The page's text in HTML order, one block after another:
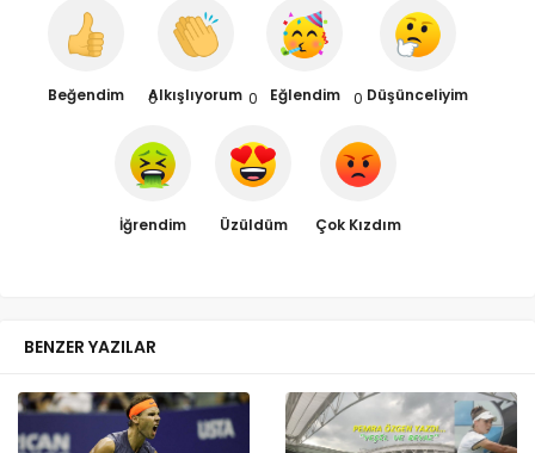
Beğendim Alkışlıyorum Eğlendim Düşünceliyim
0
İğrendim
0
Üzüldüm
0
Çok Kızdım
BENZER YAZILAR